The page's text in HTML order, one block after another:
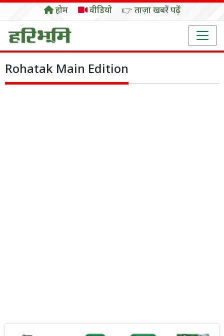
होम वीडियो 👉 ताज़ा खबरें पढ़ें
Rohatak Main Edition